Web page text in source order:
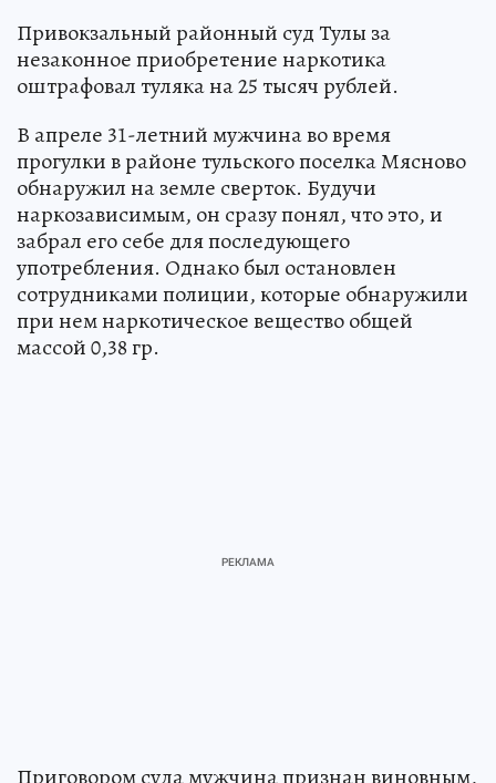
Привокзальный районный суд Тулы за
незаконное приобретение наркотика
оштрафовал туляка на 25 тысяч рублей.
В апреле 31-летний мужчина во время
прогулки в районе тульского поселка Мясново
обнаружил на земле сверток. Будучи
наркозависимым, он сразу понял, что это, и
забрал его себе для последующего
употребления. Однако был остановлен
сотрудниками полиции, которые обнаружили
при нем наркотическое вещество общей
массой 0,38 гр.
Приговором суда мужчина признан виновным,